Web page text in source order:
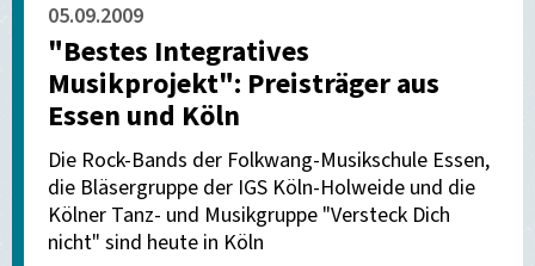
05.09.2009
"Bestes Integratives
Musikprojekt": Preisträger aus
Essen und Köln
Die Rock-Bands der Folkwang-Musikschule Essen,
die Bläsergruppe der IGS Köln-Holweide und die
Kölner Tanz- und Musikgruppe "Versteck Dich
nicht" sind heute in Köln